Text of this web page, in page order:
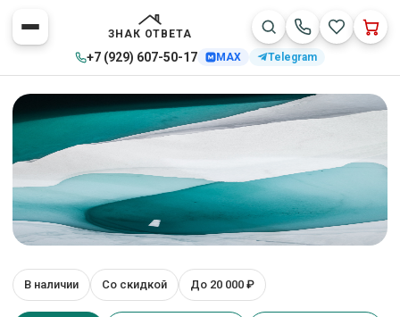
ЗНАК ОТВЕТА
+7 (929) 607-50-17 MAX Telegram
Мебель YeY
Главная>Каталог товаров >YeY
27 товаров
В наличии Со скидкой До 20 000 ₽